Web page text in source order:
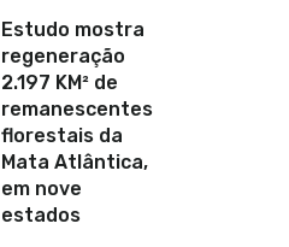
Estudo mostra
regeneração
2.197 KM² de
remanescentes
florestais da
Mata Atlântica,
em nove
estados